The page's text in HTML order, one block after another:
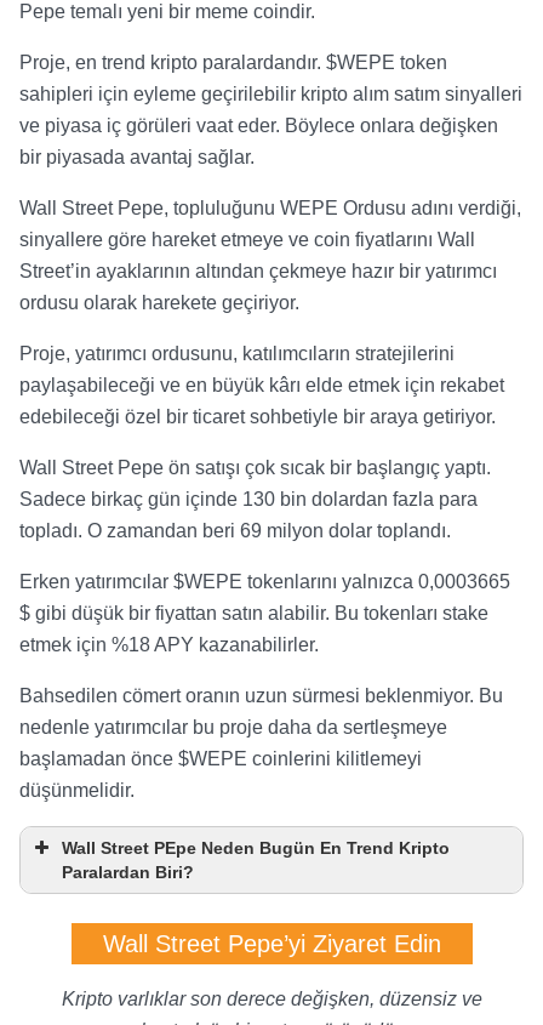
Pepe temalı yeni bir meme coindir.
Proje, en trend kripto paralardandır. $WEPE token
sahipleri için eyleme geçirilebilir kripto alım satım sinyalleri
ve piyasa iç görüleri vaat eder. Böylece onlara değişken
bir piyasada avantaj sağlar.
Wall Street Pepe, topluluğunu WEPE Ordusu adını verdiği,
sinyallere göre hareket etmeye ve coin fiyatlarını Wall
Street’in ayaklarının altından çekmeye hazır bir yatırımcı
ordusu olarak harekete geçiriyor.
Proje, yatırımcı ordusunu, katılımcıların stratejilerini
paylaşabileceği ve en büyük kârı elde etmek için rekabet
edebileceği özel bir ticaret sohbetiyle bir araya getiriyor.
Wall Street Pepe ön satışı çok sıcak bir başlangıç yaptı.
Sadece birkaç gün içinde 130 bin dolardan fazla para
topladı. O zamandan beri 69 milyon dolar toplandı.
Erken yatırımcılar $WEPE tokenlarını yalnızca 0,0003665
$ gibi düşük bir fiyattan satın alabilir. Bu tokenları stake
etmek için %18 APY kazanabilirler.
Bahsedilen cömert oranın uzun sürmesi beklenmiyor. Bu
nedenle yatırımcılar bu proje daha da sertleşmeye
başlamadan önce $WEPE coinlerini kilitlemeyi
düşünmelidir.
Wall Street PEpe Neden Bugün En Trend Kripto
Paralardan Biri?
Wall Street Pepe’yi Ziyaret Edin
Kripto varlıklar son derece değişken, düzensiz ve